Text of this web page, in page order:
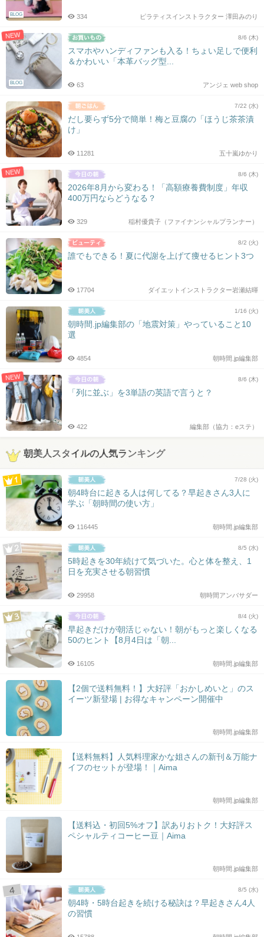
BLOG ピラティスインストラクター 澤田みのり
334
NEW
BLOG
8/6 (木)
スマホやハンディファンも入る！ちょい足しで便利
＆かわいい「本革バッグ型...
アンジェ web shop
63
7/22 (水)
だし要らず5分で簡単！梅と豆腐の「ほうじ茶茶漬
け」
五十嵐ゆかり
11281
NEW 8/6 (木)
2026年8月から変わる！「高額療養費制度」年収
400万円ならどうなる？
稲村優貴子（ファイナンシャルプランナー）
329
8/2 (火)
誰でもできる！夏に代謝を上げて痩せるヒント3つ
ダイエットインストラクター岩瀬結暉
17704
1/16 (火)
朝時間.jp編集部の「地震対策」やっていること10
選
朝時間.jp編集部
4854
NEW 8/6 (木)
「列に並ぶ」を3単語の英語で言うと？
編集部（協力：eステ）
422
朝美人スタイルの人気ランキング
7/28 (火)
朝4時台に起きる人は何してる？早起きさん3人に
学ぶ「朝時間の使い方」
朝時間.jp編集部
116445
8/5 (水)
5時起きを30年続けて気づいた。心と体を整え、1
日を充実させる朝習慣
朝時間アンバサダー
29958
8/4 (火)
早起きだけが朝活じゃない！朝がもっと楽しくなる
50のヒント【8月4日は「朝...
朝時間.jp編集部
16105
【2個で送料無料！】大好評「おかしめいと」のス
イーツ新登場 | お得なキャンペーン開催中
朝時間.jp編集部
【送料無料】人気料理家かな姐さんの新刊＆万能ナ
イフのセットが登場！｜Aima
朝時間.jp編集部
【送料込・初回5%オフ】訳ありおトク！大好評ス
ペシャルティコーヒー豆｜Aima
朝時間.jp編集部
8/5 (水)
朝4時・5時台起きを続ける秘訣は？早起きさん4人
の習慣